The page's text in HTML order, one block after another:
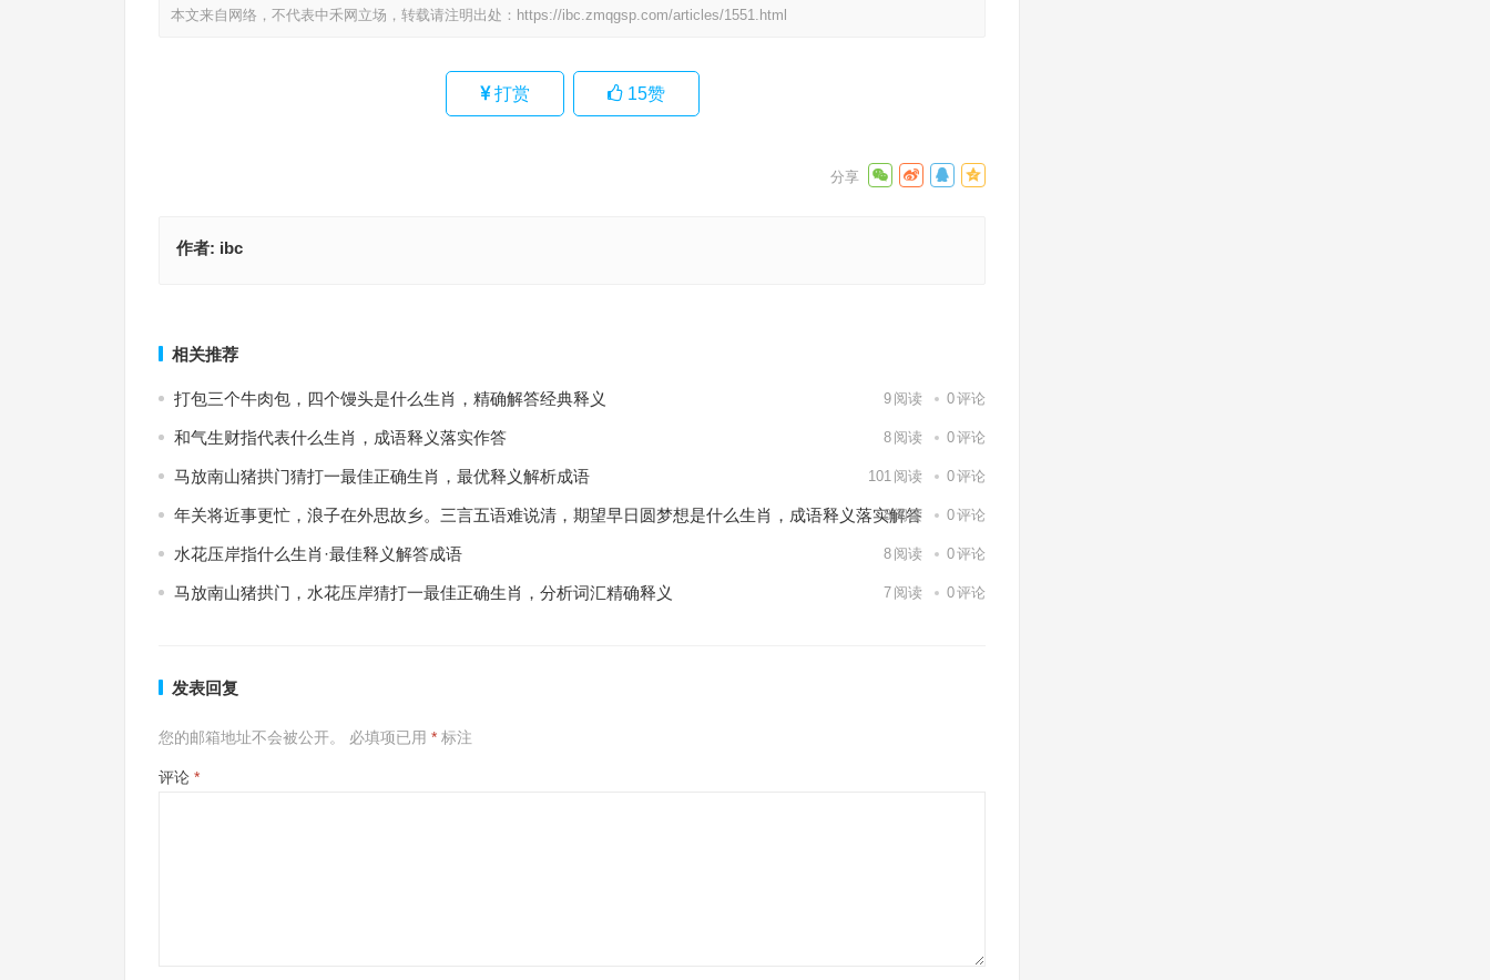
本文来自网络，不代表中禾网立场，转载请注明出处： https://ibc.zmqgsp.com/articles/1551.html
打赏 15赞
作者: ibc
相关推荐
打包三个牛肉包，四个馒头是什么生肖，精确解答经典释义 9 阅读 0评论
和气生财指代表什么生肖，成语释义落实作答 8 阅读 0评论
马放南山猪拱门猜打一最佳正确生肖，最优释义解析成语 101 阅读 0评论
年关将近事更忙，浪子在外思故乡。三言五语难说清，期望早日圆梦想是什么生肖，成语释义落实解答
8阅读 0评论
水花压岸指什么生肖·最佳释义解答成语 8 阅读 0评论
马放南山猪拱门，水花压岸猜打一最佳正确生肖，分析词汇精确释义 7 阅读 0评论
发表回复
您的邮箱地址不会被公开。 必填项已用 * 标注
评论 *